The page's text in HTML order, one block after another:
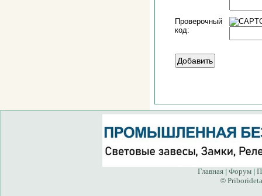
Проверочный
код:
Главная Форум
©